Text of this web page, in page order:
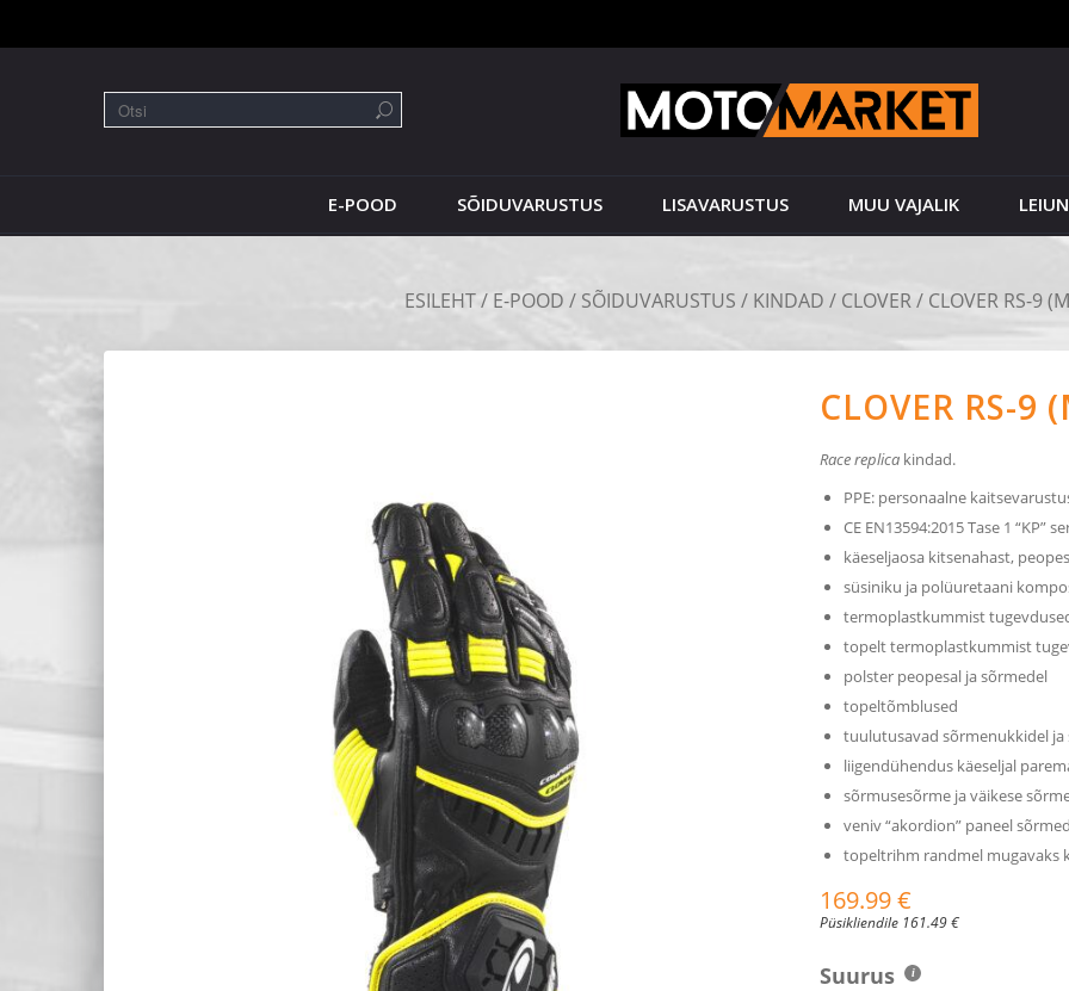
E-POOD SÕIDUVARUSTUS LISAVARUSTUS MUU VAJALIK
ESILEHT/ E-POOD / SÕIDUVARUSTUS / KINDAD / CLOVER/ CLOVER RS-9
CLOVER RS-9
Race replica kindad.
PPE: personaalne
CE EN13594:2015 Tase 1 “KP”
käeseljaosa kitsenahast,
süsiniku ja polüuretaani
termoplastkummist
topelt termoplastkummist
polster peopesal ja sõrmedel
topeltõmblused
tuulutusavad sõrmenukkidel ja
liigendühendus käeseljal
sõrmusesõrme ja väikese
veniv “akordion” paneel
topeltrihm randmel mugavaks
169.99€
Püsikliendile 161.49€
Suurus